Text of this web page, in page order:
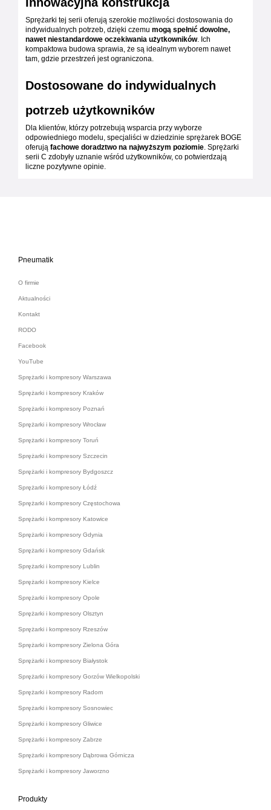
Sprężarki tej serii oferują szerokie możliwości dostosowania do
indywidualnych potrzeb, dzięki czemu mogą spełnić dowolne,
nawet niestandardowe oczekiwania użytkowników. Ich
kompaktowa budowa sprawia, że są idealnym wyborem nawet
tam, gdzie przestrzeń jest ograniczona.
Dostosowane do indywidualnych
potrzeb użytkowników
Dla klientów, którzy potrzebują wsparcia przy wyborze
odpowiedniego modelu, specjaliści w dziedzinie sprężarek BOGE
oferują fachowe doradztwo na najwyższym poziomie . Sprężarki
serii C zdobyły uznanie wśród użytkowników, co potwierdzają
liczne pozytywne opinie.
Pneumatik
O firmie
Aktualności
Kontakt
RODO
Facebook
YouTube
Sprężarki i kompresory Warszawa
Sprężarki i kompresory Kraków
Sprężarki i kompresory Poznań
Sprężarki i kompresory Wrocław
Sprężarki i kompresory Toruń
Sprężarki i kompresory Szczecin
Sprężarki i kompresory Bydgoszcz
Sprężarki i kompresory Łódź
Sprężarki i kompresory Częstochowa
Sprężarki i kompresory Katowice
Sprężarki i kompresory Gdynia
Sprężarki i kompresory Gdańsk
Sprężarki i kompresory Lublin
Sprężarki i kompresory Kielce
Sprężarki i kompresory Opole
Sprężarki i kompresory Olsztyn
Sprężarki i kompresory Rzeszów
Sprężarki i kompresory Zielona Góra
Sprężarki i kompresory Białystok
Sprężarki i kompresory Gorzów Wielkopolski
Sprężarki i kompresory Radom
Sprężarki i kompresory Sosnowiec
Sprężarki i kompresory Gliwice
Sprężarki i kompresory Zabrze
Sprężarki i kompresory Dąbrowa Górnicza
Sprężarki i kompresory Jaworzno
Produkty